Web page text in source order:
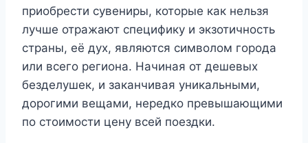
приобрести сувениры, которые как нельзя
лучше отражают специфику и экзотичность
страны, её дух, являются символом города
или всего региона. Начиная от дешевых
безделушек, и заканчивая уникальными,
дорогими вещами, нередко превышающими
по стоимости цену всей поездки.